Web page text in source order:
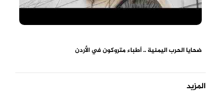
ضحايا الحرب اليمنية .. أطباء متروكون في الأردن
المزيد